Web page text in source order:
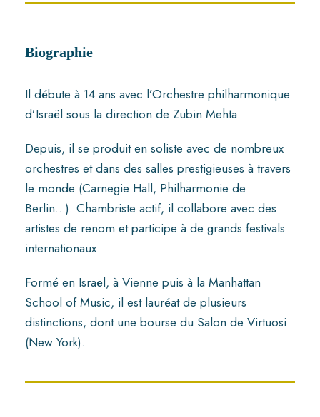
Biographie
Il débute à 14 ans avec l’Orchestre philharmonique
d’Israël sous la direction de Zubin Mehta.
Depuis, il se produit en soliste avec de nombreux
orchestres et dans des salles prestigieuses à travers
le monde (Carnegie Hall, Philharmonie de
Berlin…). Chambriste actif, il collabore avec des
artistes de renom et participe à de grands festivals
internationaux.
Formé en Israël, à Vienne puis à la Manhattan
School of Music, il est lauréat de plusieurs
distinctions, dont une bourse du Salon de Virtuosi
(New York).